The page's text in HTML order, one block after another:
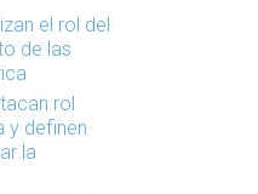
el rol del
de las
rol
y definen
la